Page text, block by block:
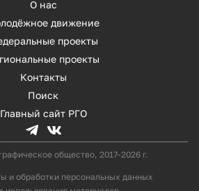
О нас
движение
проекты
проекты
Контакты
Поиск
Главный сайт РГО
общество, 2017-2026 г.
и обработки персональных данных